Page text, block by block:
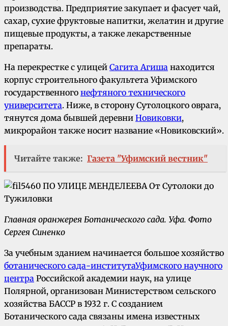
производства. Предприятие закупает и фасует чай,
сахар, сухие фруктовые напитки, желатин и другие
пищевые продукты, а также лекарственные
препараты.
На перекрестке с улицей Сагита Агиша находится
корпус строительного факультета Уфимского
государственного нефтяного технического
университета. Ниже, в сторону Сутолоцкого оврага,
тянутся дома бывшей деревни Новиковки,
микрорайон также носит название «Новиковский».
Читайте также: Газета "Уфимский вестник"
Главная оранжерея Ботанического сада. Уфа. Фото
Сергея Синенко
За учебным зданием начинается большое хозяйство
ботанического сада-институтаУфимского научного
центра Российской академии наук, на улице
Полярной, организован Министерством сельского
хозяйства БАССР в 1932 г. С созданием
Ботанического сада связаны имена известных